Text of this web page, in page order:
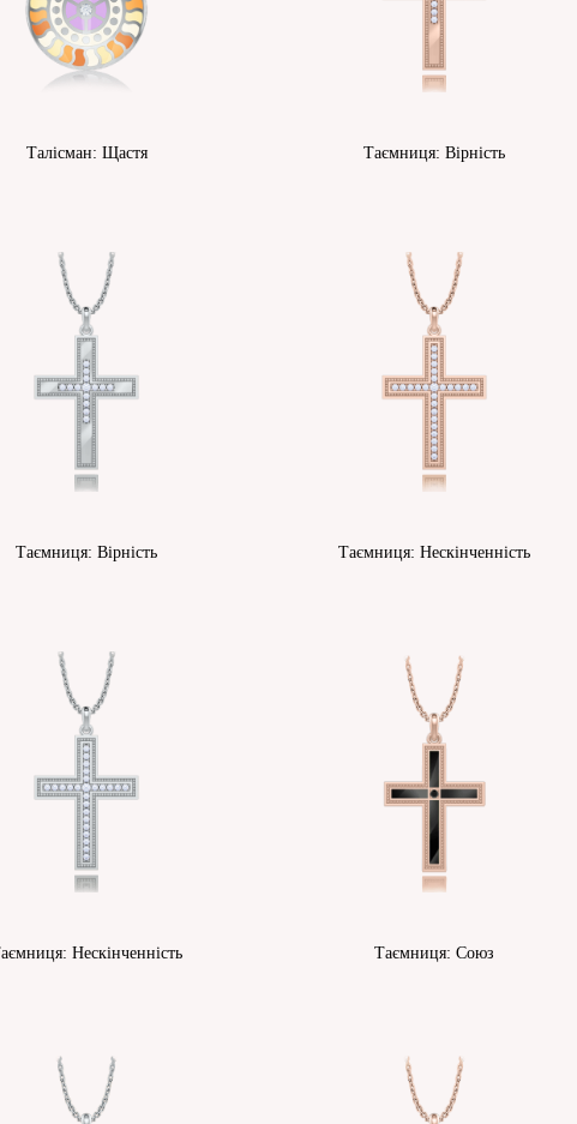
Талісман: Щастя Таємниця: Вірність
Таємниця: Вірність Таємниця: Нескінченність
Нескінченність Таємниця: Союз